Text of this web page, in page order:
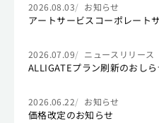
2026.08.03 お知らせ
アートサービスコーポレート
2026.07.09 ニュースリリース
ALLIGATEプラン刷新のおしら
2026.06.22 お知らせ
価格改定のお知らせ